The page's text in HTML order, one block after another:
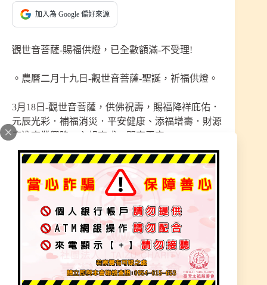
加入為 Google 偏好來源
觀世音菩薩-賜福供燈，已全數額滿-不受理!
。農曆二月十九日-觀世音菩薩-聖誕，祈福供燈。
3月18日-觀世音菩薩，供佛祝壽，賜福降祥庇佑．
元辰光彩．補福消災．平安健康、添福增壽．財源
廣進事業興隆．心想事成．闔家平安!
『一盞寶燈– 消災解厄、吉星高照、身體康泰』
觀世音菩薩也稱觀音菩薩、觀自在菩薩 。「觀世
音菩薩」從字面解釋即是「觀察世間聲音」的菩
薩。是佛教中慈悲的象徵。在《妙法蓮華經》中的
《觀世音菩薩普門品》有一段文說：「若有無量百
千萬億眾生，受諸苦惱，聞是觀世音菩薩，一心稱
名，觀世音菩薩即時觀其音聲，皆得解脫。」所以
世間眾生遭遇到苦難時，若能一心稱念觀世音菩薩